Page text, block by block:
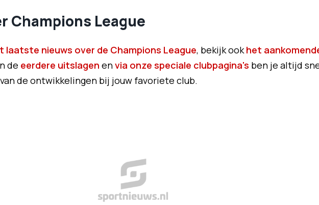
Champions League
laatste nieuws over de Champions League, bekijk ookhet
de eerdere uitslagen envia onze speciale clubpagina's ben je altijd
de ontwikkelingen bij jouw favoriete club.